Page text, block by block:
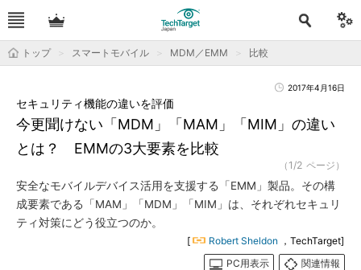
トップ スマートモバイル MDM／EMM 比較
2017年4月16日
今更聞けない「MDM」「MAM」「MIM」の違い
とは？ EMMの3大要素を比較
セキュリティ機能の違いを評価
（1/2 ページ）
安全なモバイルデバイス活用を支援する「EMM」製品。その構
成要素である「MAM」「MDM」「MIM」は、それぞれセキュリ
ティ対策にどう役立つのか。
[ Robert Sheldon ，TechTarget]
PC用表示
関連情報